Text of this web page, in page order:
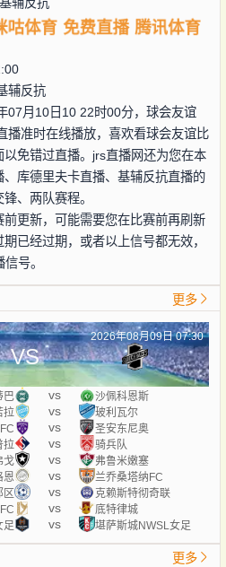
咕体育 免费直播 腾讯体育
辅反抗
07月10日10 22时00分，球会友谊
播准时在线播放，喜欢看球会友谊比
免错过直播。jrs直播网还为您在本
库德里夫卡直播、基辅反抗直播的
、两队赛程。
前更新，可能需要您在比赛前再刷新
已经过期，或者以上信号都无效，
号。
更多
2026年08月09日 07:30
VS
巴 vs
沙佩科恩斯
拉 vs
玻利瓦尔
vs
圣安东尼奥
拉 vs
骑兵队
戈 vs
弗鲁米嫩塞
恩 vs
兰乔桑塔纳FC
区 vs
克赖斯特彻奇联
vs
底特律城
足 vs 堪萨斯城NWSL女足
更多